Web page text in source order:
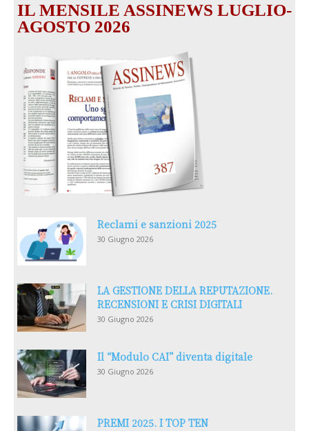
IL MENSILE ASSINEWS LUGLIO-
AGOSTO 2026
Reclami e sanzioni 2025
30 Giugno 2026
LA GESTIONE DELLA REPUTAZIONE.
RECENSIONI E CRISI DIGITALI
30 Giugno 2026
Il “Modulo CAI” diventa digitale
30 Giugno 2026
PREMI 2025. I TOP TEN